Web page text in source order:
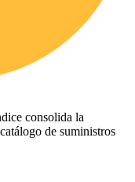
consolida la
de suministros